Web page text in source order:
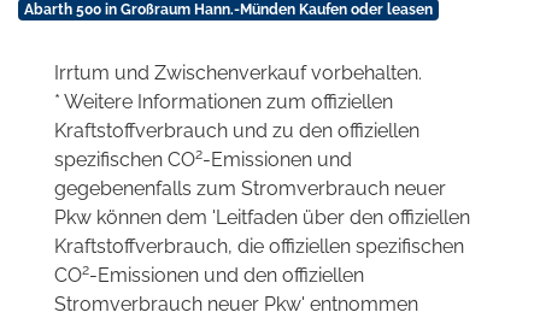
Abarth 500 in Großraum Hann.-Münden Kaufen oder leasen
Irrtum und Zwischenverkauf vorbehalten.
* Weitere Informationen zum offiziellen
Kraftstoffverbrauch und zu den offiziellen
spezifischen CO2-Emissionen und
gegebenenfalls zum Stromverbrauch neuer
Pkw können dem 'Leitfaden über den offiziellen
Kraftstoffverbrauch, die offiziellen spezifischen
CO2-Emissionen und den offiziellen
Stromverbrauch neuer Pkw' entnommen